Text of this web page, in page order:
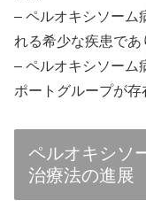
– ペルオキシソーム
れる希少な疾患であ
– ペルオキシソーム
ポートグループが存
ペルオキシソ
治療法の進展